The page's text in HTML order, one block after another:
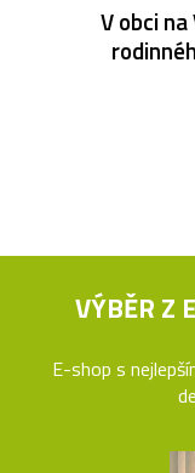
V obci
VÝBĚR Z
E-shop s